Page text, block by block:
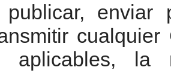
publicar,
aplicables, la